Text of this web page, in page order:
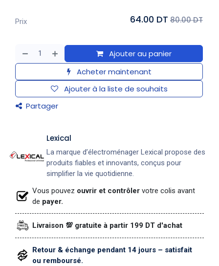
Ajouter au panier
Acheter maintenant
Ajouter à la liste de souhaits
Partager
Prix 64.00 DT 80.00 DT
Lexical
La marque d’électroménager Lexical propose des
produits fiables et innovants, conçus pour
simplifier la vie quotidienne.
Vous pouvez ouvrir et contrôler votre colis avant
de payer.
Livraison 💯 gratuite à partir 199 DT d'achat
Retour & échange pendant 14 jours – satisfait
ou remboursé.